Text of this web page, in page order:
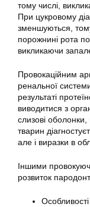
тому числі,
При цукровому
зменшуються,
порожнині рота
викликаючи
Провокаційним
ренальної
результаті
виводитися з
слизові оболонки,
тварин
але і виразки в
Іншими
розвиток